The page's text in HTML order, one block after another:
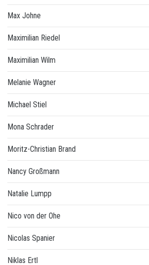
Max Johne
Maximilian Riedel
Maximilian Wilm
Melanie Wagner
Michael Stiel
Mona Schrader
Moritz-Christian Brand
Nancy Großmann
Natalie Lumpp
Nico von der Ohe
Nicolas Spanier
Niklas Ertl